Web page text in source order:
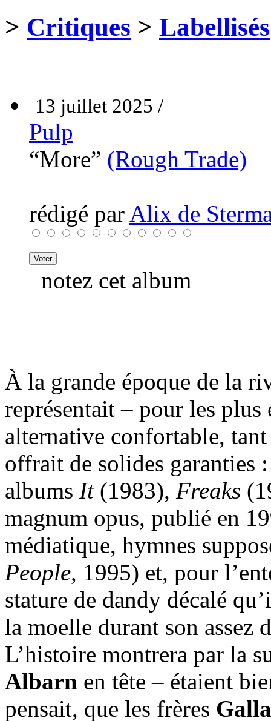
> Critiques > Labellisés
13 juillet 2025 /
Pulp
“More” (Rough Trade)
rédigé par Alix de
notez cet album
À la grande époque de la
représentait – pour les plus
alternative confortable,
offrait de solides garanties
albums It (1983), Freaks
magnum opus, publié en
médiatique, hymnes
People, 1995) et, pour
stature de dandy décalé
la moelle durant son assez
L’histoire montrera par la
Albarn en tête – étaient
pensait, que les frères